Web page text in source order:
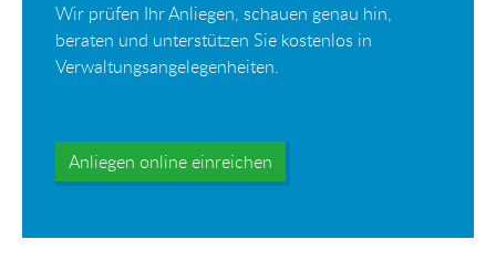
Wir prüfen Ihr Anliegen, schauen genau hin,
beraten und unterstützen Sie kostenlos in
Verwaltungsangelegenheiten.
Anliegen online einreichen